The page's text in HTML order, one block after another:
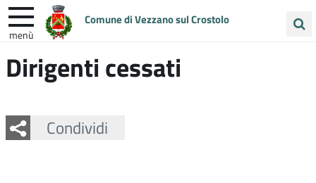
Comune di Vezzano sul Crostolo
menù
nel
ENTRA IN COMUNE
Dirigenti cessati
Condividi
Facebook
Twitter
Whatsapp